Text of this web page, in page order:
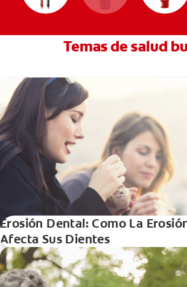
Temas de salud
Erosión Dental: Como La
Afecta Sus Dientes